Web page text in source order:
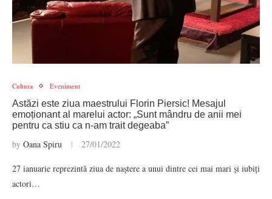
Cultura Eveniment
Astăzi este ziua maestrului Florin Piersic! Mesajul
emoționant al marelui actor: „Sunt mândru de anii mei
pentru ca stiu ca n-am trait degeaba”
by Oana Spiru 27/01/2022
27 ianuarie reprezintă ziua de naștere a unui dintre cei mai mari și iubiți
actori…